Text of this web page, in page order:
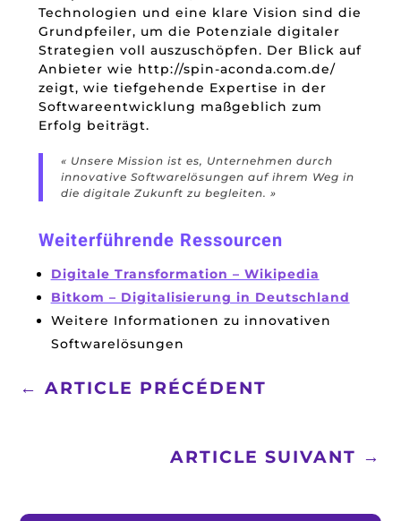
Technologien und eine klare Vision sind die
Grundpfeiler, um die Potenziale digitaler
Strategien voll auszuschöpfen. Der Blick auf
Anbieter wie http://spin-aconda.com.de/
zeigt, wie tiefgehende Expertise in der
Softwareentwicklung maßgeblich zum
Erfolg beiträgt.
« Unsere Mission ist es, Unternehmen durch
innovative Softwarelösungen auf ihrem Weg in
die digitale Zukunft zu begleiten. »
Weiterführende Ressourcen
Digitale Transformation – Wikipedia
Bitkom – Digitalisierung in Deutschland
Weitere Informationen zu innovativen
Softwarelösungen
←ARTICLE PRÉCÉDENT
ARTICLE SUIVANT →